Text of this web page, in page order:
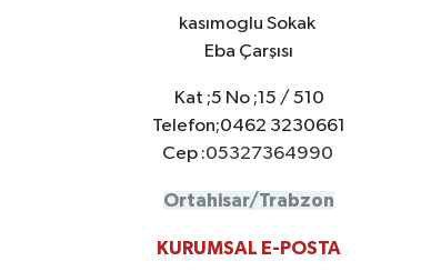
kasımoglu Sokak
Eba Çarşısı
Kat ;5 No ;15 / 510
Telefon;0462 3230661
Cep :05327364990
Ortahisar/Trabzon
KURUMSAL E-POSTA